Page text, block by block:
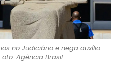
no Judiciário e nega auxílio
Agência Brasil